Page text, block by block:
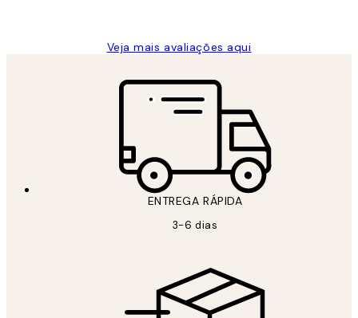
Veja mais avaliações aqui
ENTREGA RÁPIDA
3-6 dias